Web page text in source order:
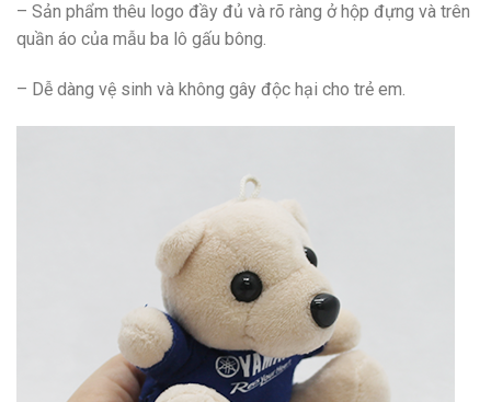
– Sản phẩm thêu logo đầy đủ và rõ ràng ở hộp đựng và trên
quần áo của mẫu ba lô gấu bông.
– Dễ dàng vệ sinh và không gây độc hại cho trẻ em.